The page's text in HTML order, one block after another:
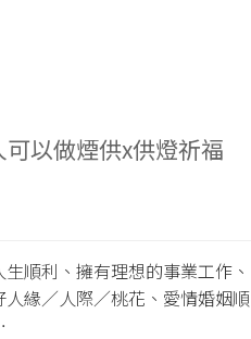
以做煙供x供燈祈福
順利、擁有理想的事業工作、
緣／人際／桃花、愛情婚姻順